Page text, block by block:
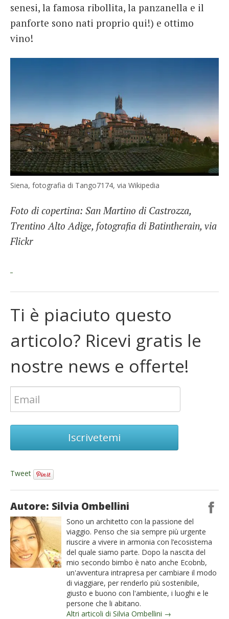
senesi, la famosa ribollita, la panzanella e il
panforte sono nati proprio qui!) e ottimo
vino!
Siena, fotografia di Tango7174, via Wikipedia
Foto di copertina: San Martino di Castrozza,
Trentino Alto Adige, fotografia di Batintherain, via
Flickr
Ti è piaciuto questo
articolo? Ricevi gratis le
nostre news e offerte!
Iscrivetemi
Tweet
Autore: Silvia Ombellini
Sono un architetto con la passione del
viaggio. Penso che sia sempre più urgente
riuscire a vivere in armonia con l’ecosistema
del quale siamo parte. Dopo la nascita del
mio secondo bimbo è nato anche Ecobnb,
un'avventura intrapresa per cambiare il modo
di viaggiare, per renderlo più sostenibile,
giusto e buono con l'ambiente, i luoghi e le
persone che li abitano.
Altri articoli di Silvia Ombellini →